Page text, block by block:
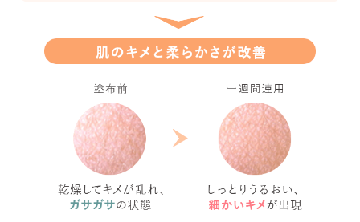
※1 「たまひよ赤ちゃんグッズ大賞
2062名による「実際に使ってよかっ